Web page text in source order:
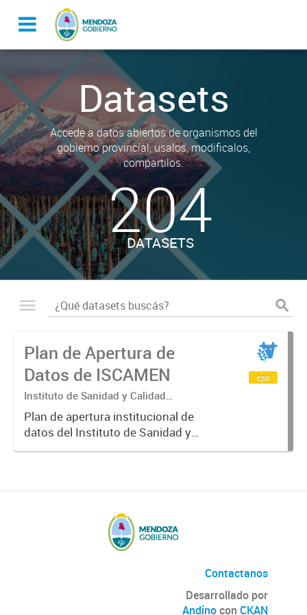
Datasets
Accede a datos abiertos de organismos del
gobierno provincial, usalos, modificalos,
compartilos.
204
DATASETS
Plan de Apertura de
Datos de ISCAMEN
Instituto de Sanidad y Calidad
Agropecuaria de Mendoza. ISCAMEN
Plan de apertura institucional de
datos del Instituto de Sanidad y
Calidad Agropecuaria de Mendoza.
csv
Contactanos
Desarrollado por
Andinocon CKAN